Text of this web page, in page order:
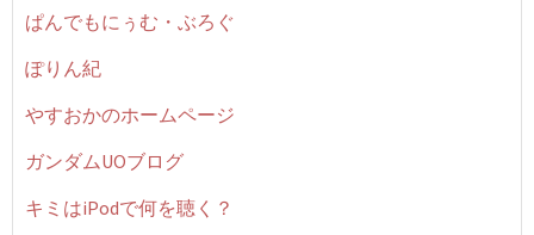
ぱんでもにぅむ・ぶろぐ
ぽりん紀
やすおかのホームページ
ガンダムUOブログ
キミはiPodで何を聴く？